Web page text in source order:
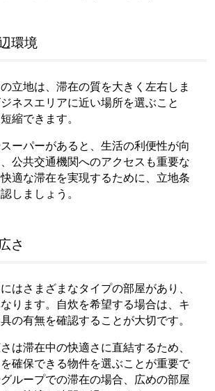
環境
立地は、滞在の質を大きく左右しま
ネスエリアに近い場所を選ぶこと
縮できます。
ーパーがあると、生活の利便性が向
公共交通機関へのアクセスも重要な
適な滞在を実現するために、立地条
しましょう。
さ
はさまざまなタイプの部屋があり、
ります。自炊を希望する場合は、キ
の有無を確認することが大切です。
は滞在中の快適さに直結するため、
確保できる物件を選ぶことが重要で
ループでの滞在の場合、広めの部屋